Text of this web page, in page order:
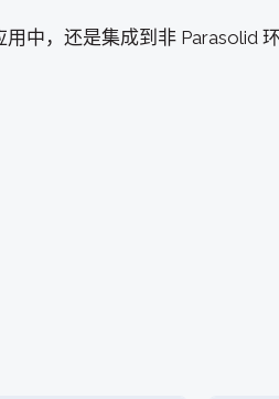
中，还是集成到非 Parasolid